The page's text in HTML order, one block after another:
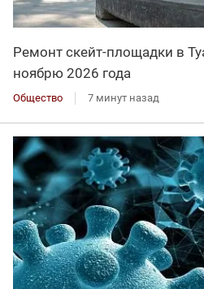
Ремонт скейт-площадки в
ноябрю 2026 года
Общество 7 минут назад